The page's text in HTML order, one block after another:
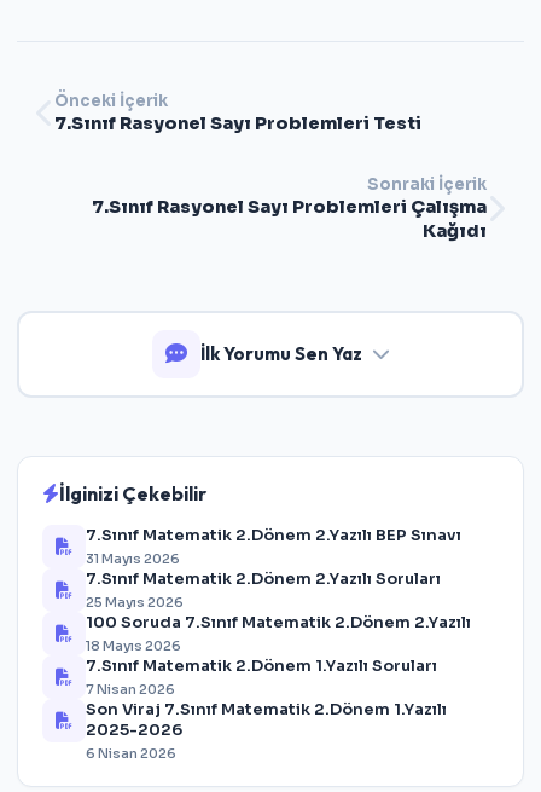
Önceki İçerik
7.Sınıf Rasyonel Sayı Problemleri Testi
Sonraki İçerik
7.Sınıf Rasyonel Sayı Problemleri Çalışma
Kağıdı
İlk Yorumu Sen Yaz
İlginizi Çekebilir
7.Sınıf Matematik 2.Dönem 2.Yazılı BEP Sınavı
31 Mayıs 2026
7.Sınıf Matematik 2.Dönem 2.Yazılı Soruları
25 Mayıs 2026
100 Soruda 7.Sınıf Matematik 2.Dönem 2.Yazılı
18 Mayıs 2026
7.Sınıf Matematik 2.Dönem 1.Yazılı Soruları
7 Nisan 2026
Son Viraj 7.Sınıf Matematik 2.Dönem 1.Yazılı
2025-2026
6 Nisan 2026